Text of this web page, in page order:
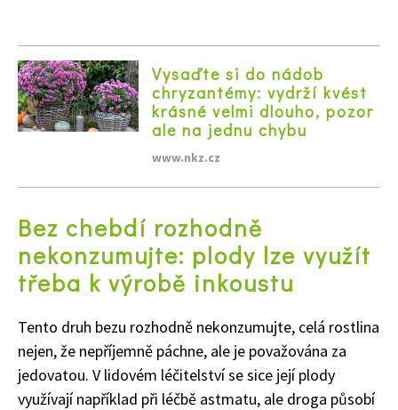
Vysaďte si do nádob
chryzantémy: vydrží kvést
krásné velmi dlouho, pozor
ale na jednu chybu
www.nkz.cz
Bez chebdí rozhodně
nekonzumujte: plody lze využít
třeba k výrobě inkoustu
Tento druh bezu rozhodně nekonzumujte, celá rostlina
nejen, že nepříjemně páchne, ale je považována za
jedovatou. V lidovém léčitelství se sice její plody
využívají například při léčbě astmatu, ale droga působí